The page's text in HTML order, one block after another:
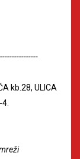
kb.28, ULICA